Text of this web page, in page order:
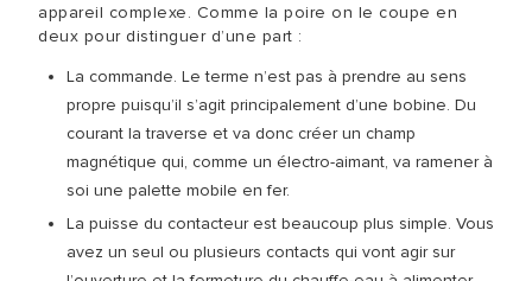
appareil complexe. Comme la poire on le coupe en
deux pour distinguer d’une part :
La commande. Le terme n’est pas à prendre au sens
propre puisqu’il s’agit principalement d’une bobine. Du
courant la traverse et va donc créer un champ
magnétique qui, comme un électro-aimant, va ramener à
soi une palette mobile en fer.
La puisse du contacteur est beaucoup plus simple. Vous
avez un seul ou plusieurs contacts qui vont agir sur